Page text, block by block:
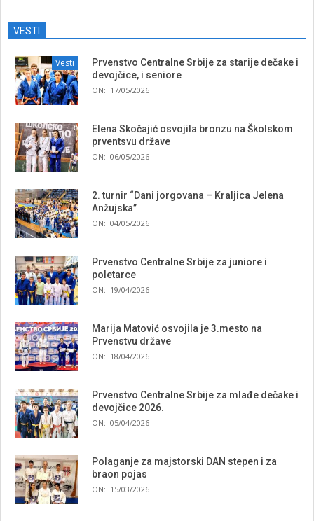
VESTI
Vesti
Prvenstvo Centralne Srbije za starije dečake i
devojčice, i seniore
ON: 17/05/2026
Elena Skočajić osvojila bronzu na Školskom
prventsvu države
ON: 06/05/2026
2. turnir “Dani jorgovana – Kraljica Jelena
Anžujska”
ON: 04/05/2026
Prvenstvo Centralne Srbije za juniore i
poletarce
ON: 19/04/2026
Marija Matović osvojila je 3.mesto na
Prvenstvu države
ON: 18/04/2026
Prvenstvo Centralne Srbije za mlađe dečake i
devojčice 2026.
ON: 05/04/2026
Polaganje za majstorski DAN stepen i za
braon pojas
ON: 15/03/2026